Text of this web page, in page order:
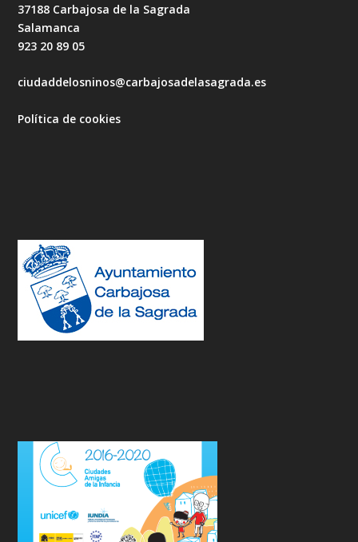
37188 Carbajosa de la Sagrada
Salamanca
923 20 89 05
ciudaddelosninos@carbajosadelasagrada.es
Política de cookies